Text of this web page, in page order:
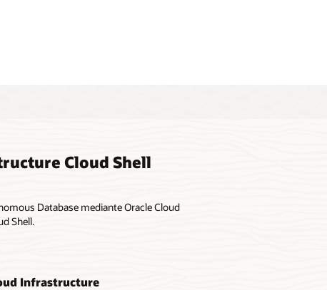
Cloud Shell
Database mediante Oracle Cloud
Shell.
Infrastructure